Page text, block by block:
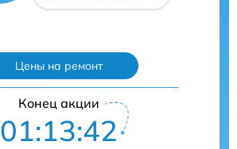
Цены на ремонт
Конец акции
01:13:41